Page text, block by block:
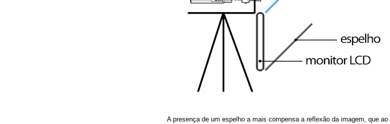
A presença de um espelho a mais compensa a reflexão da imagem, que ao